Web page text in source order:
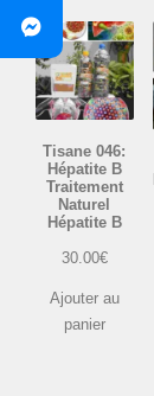
Tisane 046:
Hépatite B
Traitement
Naturel
Hépatite B
30.00€
Ajouter au
panier